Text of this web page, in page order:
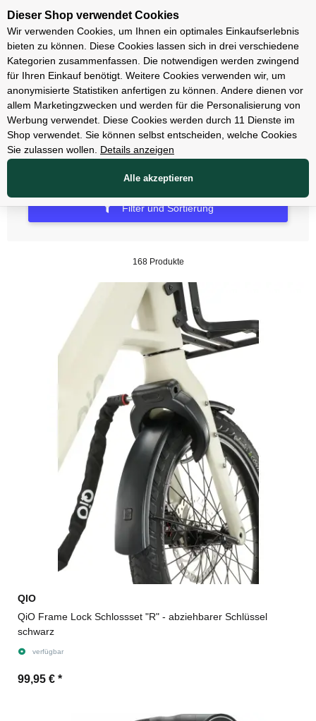
Unsere Filialen
Zubehör
Schlösser
Filter und Sortierung
168 Produkte
QIO
QiO Frame Lock Schlossset "R" - abziehbarer Schlüssel
schwarz
verfügbar
99,95 € *
Dieser Shop verwendet Cookies
Wir verwenden Cookies, um Ihnen ein optimales Einkaufserlebnis
bieten zu können. Diese Cookies lassen sich in drei verschiedene
Kategorien zusammenfassen. Die notwendigen werden zwingend
für Ihren Einkauf benötigt. Weitere Cookies verwenden wir, um
anonymisierte Statistiken anfertigen zu können. Andere dienen vor
allem Marketingzwecken und werden für die Personalisierung von
Werbung verwendet. Diese Cookies werden durch 11 Dienste im
Shop verwendet. Sie können selbst entscheiden, welche Cookies
Sie zulassen wollen.
Details anzeigen
Alle akzeptieren